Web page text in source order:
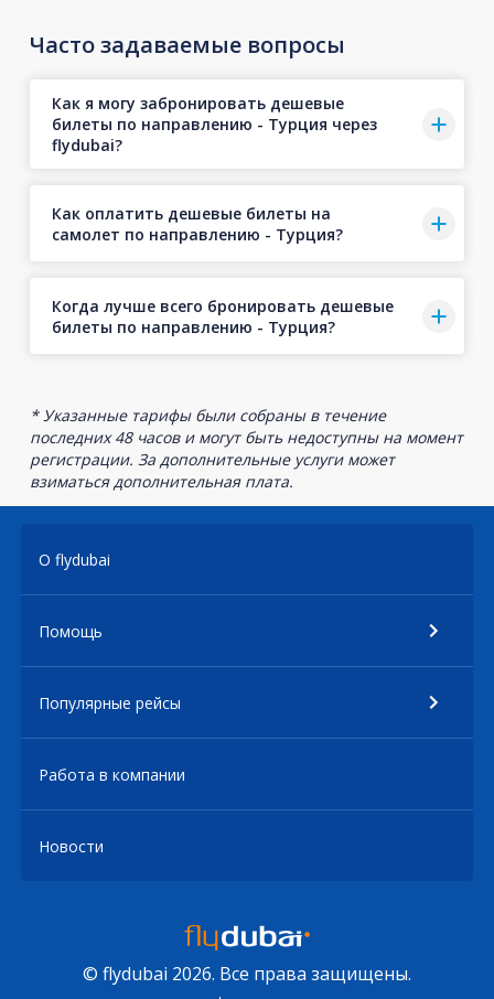
Часто задаваемые вопросы
Как я могу забронировать дешевые
билеты по направлению - Турция через
flydubai?
Как оплатить дешевые билеты на
самолет по направлению - Турция?
Когда лучше всего бронировать дешевые
билеты по направлению - Турция?
* Указанные тарифы были собраны в течение
последних 48 часов и могут быть недоступны на момент
регистрации. За дополнительные услуги может
взиматься дополнительная плата.
О flydubai
Помощь
Популярные рейсы
Работа в компании
Новости
© flydubai 2026. Все права защищены.